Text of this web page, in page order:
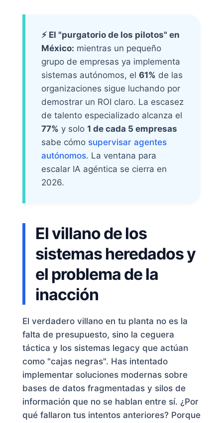
⚡ El "purgatorio de los pilotos" en
México: mientras un pequeño
grupo de empresas ya implementa
sistemas autónomos, el 61% de las
organizaciones sigue luchando por
demostrar un ROI claro. La escasez
de talento especializado alcanza el
77% y solo 1 de cada 5 empresas
sabe cómo supervisar agentes
autónomos. La ventana para
escalar IA agéntica se cierra en
2026.
El villano de los
sistemas heredados y
el problema de la
inacción
El verdadero villano en tu planta no es la
falta de presupuesto, sino la ceguera
táctica y los sistemas legacy que actúan
como "cajas negras". Has intentado
implementar soluciones modernas sobre
bases de datos fragmentadas y silos de
información que no se hablan entre sí. ¿Por
qué fallaron tus intentos anteriores? Porque